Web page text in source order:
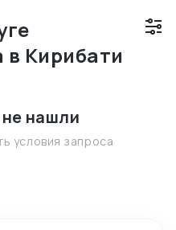
в Кирибати
нашли
условия запроса